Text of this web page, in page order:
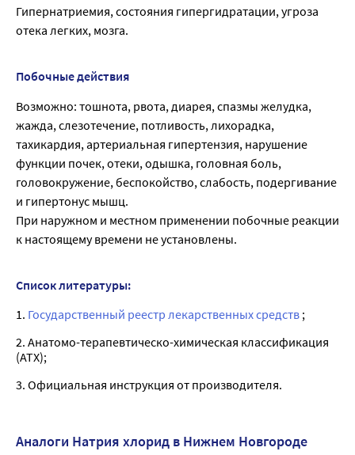
Гипернатриемия, состояния гипергидратации, угроза
отека легких, мозга.
Побочные действия
Возможно: тошнота, рвота, диарея, спазмы желудка,
жажда, слезотечение, потливость, лихорадка,
тахикардия, артериальная гипертензия, нарушение
функции почек, отеки, одышка, головная боль,
головокружение, беспокойство, слабость, подергивание
и гипертонус мышц.
При наружном и местном применении побочные реакции
к настоящему времени не установлены.
Список литературы:
1. Государственный реестр лекарственных средств ;
2. Анатомо-терапевтическо-химическая классификация
(ATX);
3. Официальная инструкция от производителя.
Аналоги Натрия хлорид в Нижнем Новгороде